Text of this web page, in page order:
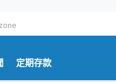
定期存款